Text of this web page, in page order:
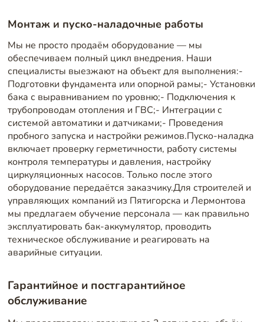
Монтаж и пуско-наладочные работы
Мы не просто продаём оборудование — мы
обеспечиваем полный цикл внедрения. Наши
специалисты выезжают на объект для выполнения:-
Подготовки фундамента или опорной рамы;- Установки
бака с выравниванием по уровню;- Подключения к
трубопроводам отопления и ГВС;- Интеграции с
системой автоматики и датчиками;- Проведения
пробного запуска и настройки режимов.Пуско-наладка
включает проверку герметичности, работу системы
контроля температуры и давления, настройку
циркуляционных насосов. Только после этого
оборудование передаётся заказчику.Для строителей и
управляющих компаний из Пятигорска и Лермонтова
мы предлагаем обучение персонала — как правильно
эксплуатировать бак-аккумулятор, проводить
техническое обслуживание и реагировать на
аварийные ситуации.
Гарантийное и постгарантийное
обслуживание